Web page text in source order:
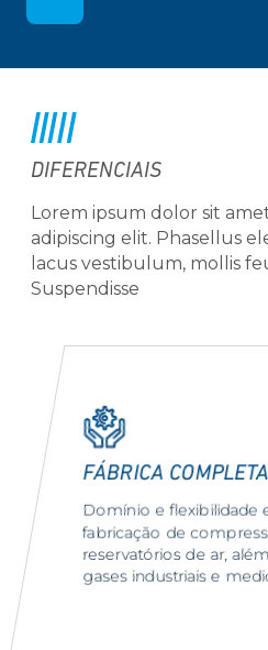
DIFERENCIAIS
Lorem ipsum dolor sit
adipiscing elit. Phasellus
lacus vestibulum, mollis
Suspendisse
FÁBRICA COMPLETA
Domínio e flexibilidade
fabricação de
reservatórios de ar,
gases industriais e